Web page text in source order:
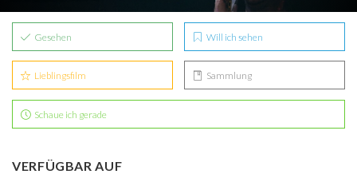
Gesehen Will ich sehen
Lieblingsfilm Sammlung
Schaue ich gerade
VERFÜGBAR AUF